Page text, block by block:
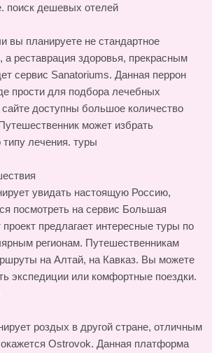
поиск дешевых отелей
вы планируете не стандартное
а реставрация здоровья, прекрасным
сервис Sanatoriums. Данная перрон
прости для подбора лечебных
сайте доступны большое количество
может избрать
типу лечения. туры
увидать настоящую Россию,
посмотреть на сервис Большая
предлагает интересные туры по
регионам. Путешественникам
на Алтай, на Кавказ. Вы можете
экспедиции или комфортные поездки.
роздых в другой стране, отличным
Ostrovok. Данная платформа